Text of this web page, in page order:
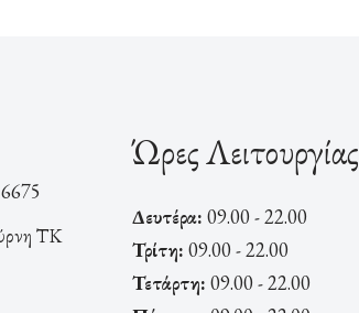
ΤΚ
Ώρες Λειτουργίας
Δευτέρα: 09.00 - 22.00
Τρίτη: 09.00 - 22.00
Τετάρτη: 09.00 - 22.00